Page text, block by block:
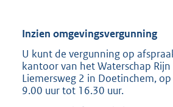
Inzien omgevingsvergunning
U kunt de vergunning op
kantoor van het Waterschap Rijn
Liemersweg 2 in Doetinchem,
9.00 uur tot 16.30 uur.